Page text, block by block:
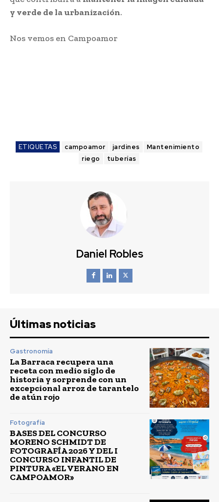
y verde de la urbanización.
Nos vemos en Campoamor
ETIQUETAS campoamor jardines
Mantenimiento
riego
tuberías
Daniel Robles
Últimas noticias
Gastronomía
La Barraca recupera una
receta con medio siglo de
historia y sorprende con un
excepcional arroz de tarantelo
de atún rojo
Fotografía
BASES DEL CONCURSO
MORENO SCHMIDT DE
FOTOGRAFÍA 2026 Y DEL I
CONCURSO INFANTIL DE
PINTURA «EL VERANO EN
CAMPOAMOR»